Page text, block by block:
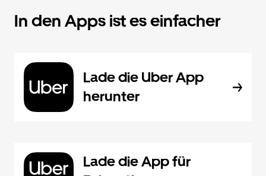
In den Apps ist es einfacher
Lade die Uber App
herunter
Lade die App für